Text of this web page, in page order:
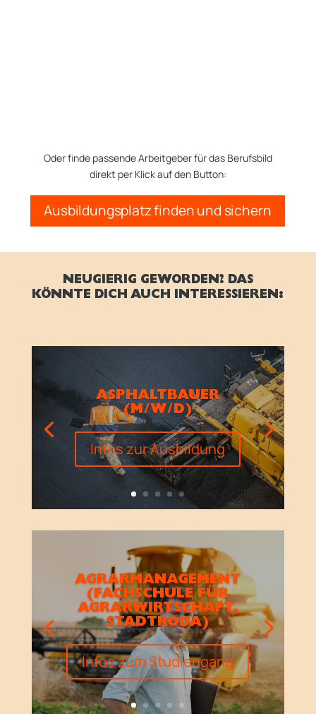
Oder finde passende Arbeitgeber für das Berufsbild
direkt per Klick auf den Button:
Ausbildungsplatz finden und sichern
NEUGIERIG GEWORDEN? DAS
KÖNNTE DICH AUCH INTERESSIEREN:
ASPHALTBAUER
(M/W/D)
Infos zur Ausbildung
AGRARMANAGEMENT
(FACHSCHULE FÜR
AGRARWIRTSCHAFT,
STADTRODA)
Infos zum Studiengang